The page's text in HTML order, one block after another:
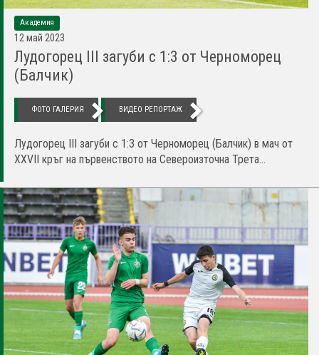
Академия
12 май 2023
Лудогорец III загуби с 1:3 от Черноморец
(Балчик)
ФОТО ГАЛЕРИЯ ВИДЕО РЕПОРТАЖ
Лудогорец III загуби с 1:3 от Черноморец (Балчик) в мач от
XXVII кръг на първенството на Североизточна Трета...